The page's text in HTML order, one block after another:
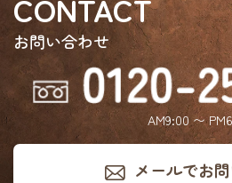
お問い合わせ
AM9:00 〜
メールでお